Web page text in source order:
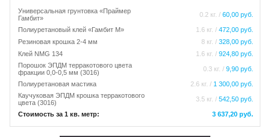
Универсальная грунтовка «Праймер
Гамбит»
0.2 кг. / 60,00 руб.
Полиуретановый клей «Гамбит М» 1.6 кг. / 472,00 руб.
Резиновая крошка 2-4 мм
8 кг. / 328,00 руб.
Клей NMG 134
1.6 кг. / 924,80 руб.
Порошок ЭПДМ терракотового цвета
фракции 0,0-0,5 мм (3016)
0.3 кг. / 9,90 руб.
Полиуретановая мастика 2.6 кг. / 1 300,00 руб.
Каучуковая ЭПДМ крошка терракотового
цвета (3016)
3.5 кг. / 542,50 руб.
Стоимость за 1 кв. метр: 3 637,20 руб.